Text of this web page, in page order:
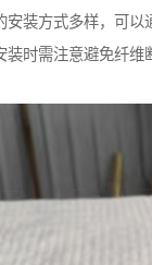
安装方式多样，可以
装时需注意避免纤维